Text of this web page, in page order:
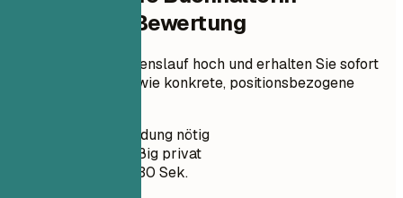
Lebenslauf-Bewertung
Laden Sie Ihren Lebenslauf hoch und erhalten Sie sofort
einen ATS-Score sowie konkrete, positionsbezogene
Keine Anmeldung nötig
Standardmäßig privat
Meist unter 30 Sek.